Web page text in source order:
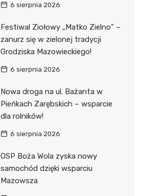
6 sierpnia 2026
Festiwal Ziołowy „Matko Zielno” –
zanurz się w zielonej tradycji
Grodziska Mazowieckiego!
6 sierpnia 2026
Nowa droga na ul. Bażanta w
Pieńkach Zarębskich – wsparcie
dla rolników!
6 sierpnia 2026
OSP Boża Wola zyska nowy
samochód dzięki wsparciu
Mazowsza